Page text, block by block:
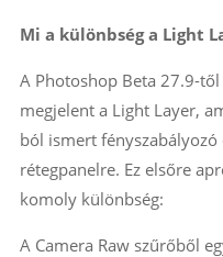
Mi a különbség a Light
A Photoshop Beta 27.9-
megjelent a Light Layer,
ból ismert fényszabályozó
rétegpanelre. Ez elsőre
komoly különbség:
A Camera Raw szűrőből